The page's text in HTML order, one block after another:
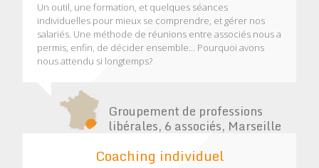
Un outil, une formation, et quelques séances
individuelles pour mieux se comprendre, et gérer nos
salariés. Une méthode de réunions entre associés nous a
permis, enfin, de décider ensemble... Pourquoi avons
nous attendu si longtemps?
Groupement de professions
libérales, 6 associés, Marseille
Coaching individuel